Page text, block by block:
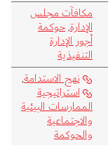
مكافآت مجلس
الإدارة,حوكمة
أجور الإدارة
التنفيذية
نهج الاستدامة,
استراتيجية
الممارسات البيئية
والاجتماعية
والحوكمة